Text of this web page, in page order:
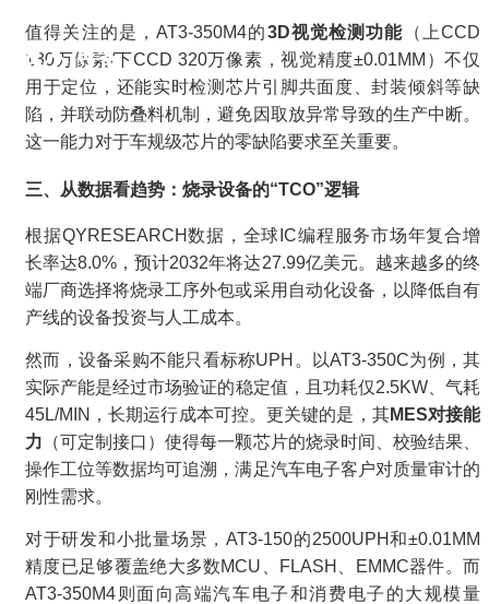
技术博客
值得关注的是，AT3-350M4的3D视觉检测功能 （上CCD
130万像素/下CCD 320万像素，视觉精度±0.01MM）不仅
用于定位，还能实时检测芯片引脚共面度、封装倾斜等缺
陷，并联动防叠料机制，避免因取放异常导致的生产中断。
这一能力对于车规级芯片的零缺陷要求至关重要。
三、从数据看趋势：烧录设备的“TCO”逻辑
根据QYRESEARCH数据，全球IC编程服务市场年复合增
长率达8.0%，预计2032年将达27.99亿美元。越来越多的终
端厂商选择将烧录工序外包或采用自动化设备，以降低自有
产线的设备投资与人工成本。
然而，设备采购不能只看标称UPH。以AT3-350C为例，其
实际产能是经过市场验证的稳定值，且功耗仅2.5KW、气耗
45L/MIN，长期运行成本可控。更关键的是，其MES对接能
力 （可定制接口）使得每一颗芯片的烧录时间、校验结果、
操作工位等数据均可追溯，满足汽车电子客户对质量审计的
刚性需求。
对于研发和小批量场景，AT3-150的2500UPH和±0.01MM
精度已足够覆盖绝大多数MCU、FLASH、EMMC器件。而
AT3-350M4则面向高端汽车电子和消费电子的大规模量